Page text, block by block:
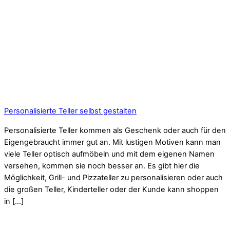
Personalisierte Teller selbst gestalten
Personalisierte Teller kommen als Geschenk oder auch für den
Eigengebraucht immer gut an. Mit lustigen Motiven kann man
viele Teller optisch aufmöbeln und mit dem eigenen Namen
versehen, kommen sie noch besser an. Es gibt hier die
Möglichkeit, Grill- und Pizzateller zu personalisieren oder auch
die großen Teller, Kinderteller oder der Kunde kann shoppen
in […]